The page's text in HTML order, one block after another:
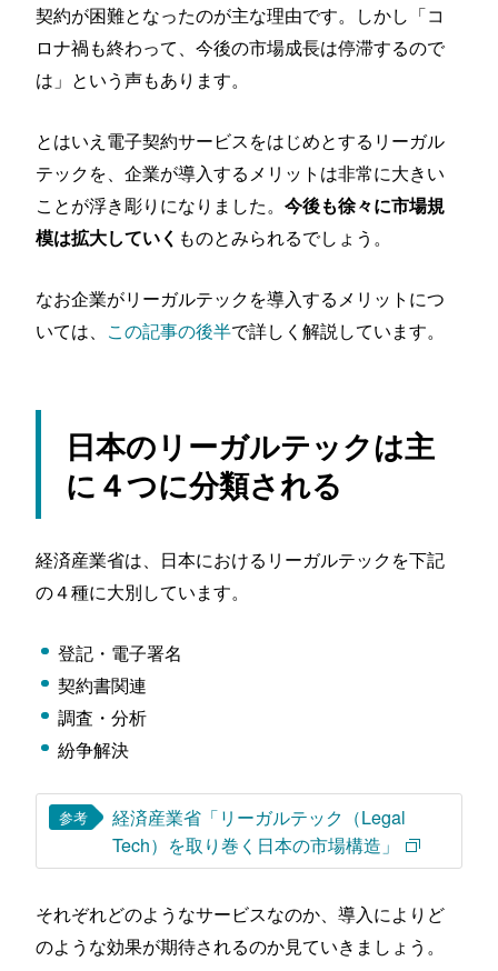
契約が困難となったのが主な理由です。しかし「コ
ロナ禍も終わって、今後の市場成長は停滞するので
は」という声もあります。
とはいえ電子契約サービスをはじめとするリーガル
テックを、企業が導入するメリットは非常に大きい
ことが浮き彫りになりました。今後も徐々に市場規
模は拡大していく ものとみられるでしょう。
なお企業がリーガルテックを導入するメリットにつ
いては、 この記事の後半で詳しく解説しています。
日本のリーガルテックは主
に４つに分類される
経済産業省は、日本におけるリーガルテックを下記
の４種に大別しています。
登記・電子署名
契約書関連
調査・分析
紛争解決
参考
経済産業省「リーガルテック（Legal
Tech）を取り巻く日本の市場構造」
それぞれどのようなサービスなのか、導入によりど
のような効果が期待されるのか見ていきましょう。